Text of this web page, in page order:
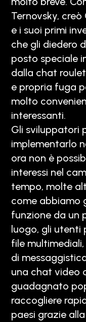
Ternovsky,
e i suoi primi
che gli diedero
posto speciale
dalla chat
e propria fuga
molto
interessanti.
Gli sviluppatori
implementarlo
ora non è
interessi nel
tempo, molte
come abbiamo
funzione da un
luogo, gli utenti
file
di
una chat video
guadagnato
raccogliere
paesi grazie